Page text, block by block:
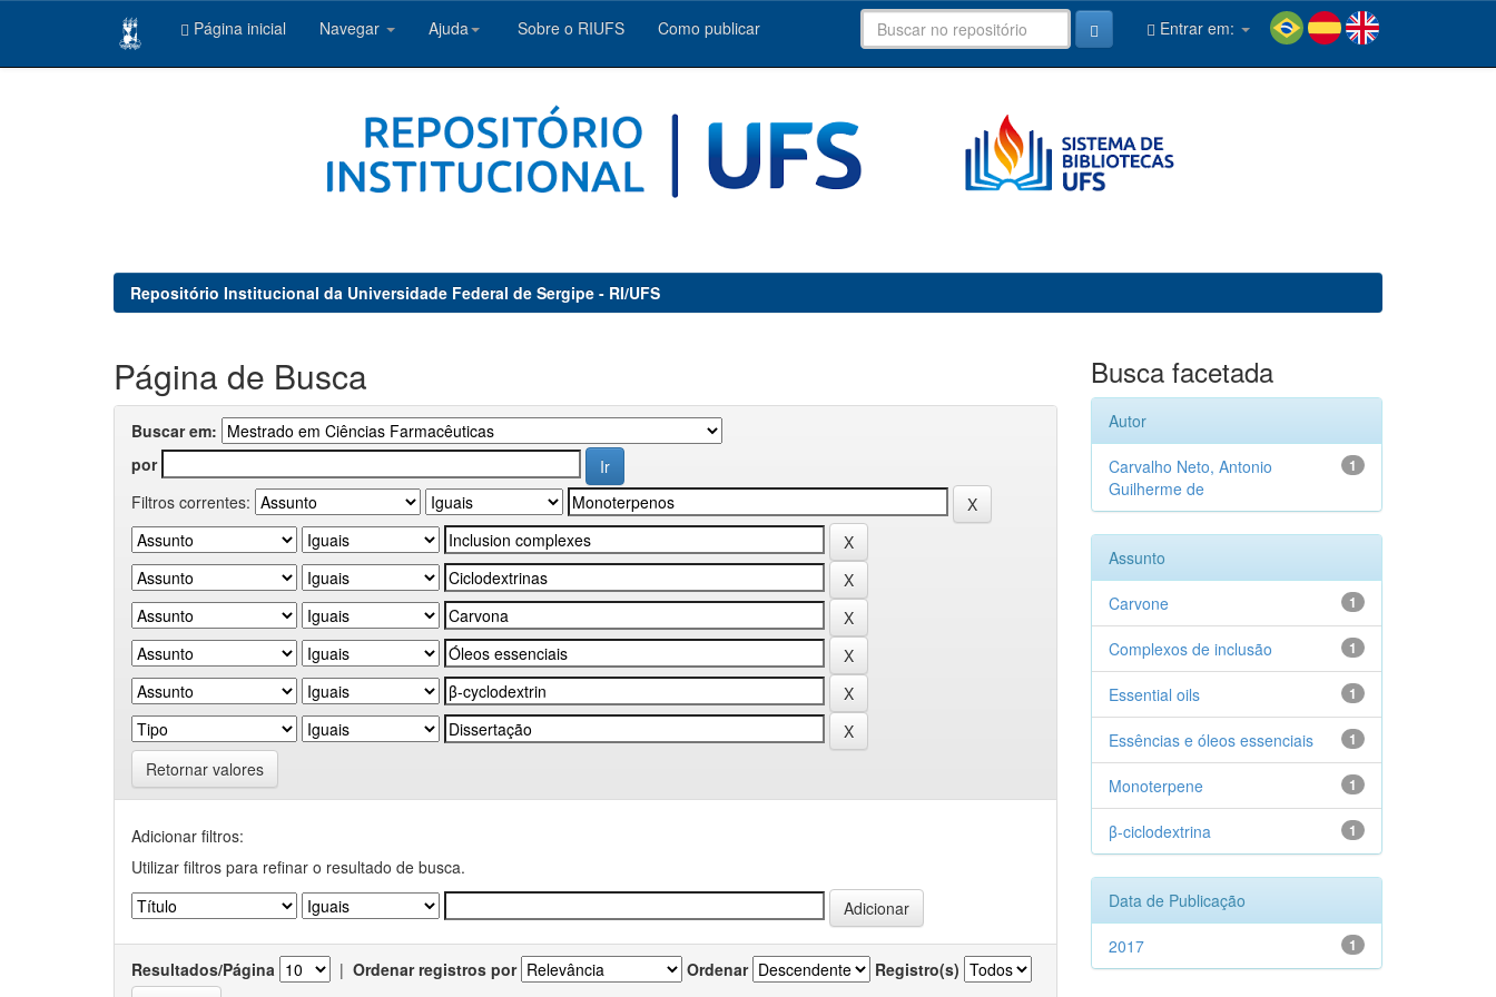
Página inicial Navegar Ajuda Sobre o RIUFS Como publicar Entrar em:
Repositório Institucional da Universidade Federal de Sergipe - RI/UFS
Página de Busca
Buscar em:
por
Filtros correntes:
Retornar valores
Adicionar filtros:
Utilizar filtros para refinar o resultado de busca.
Resultados/Página | Ordenar registros por Ordenar Registro(s)
Busca facetada
Autor
1
Carvalho Neto, Antonio
Guilherme de
Assunto
1
Carvone
1
Complexos de inclusão
1
Essential oils
1
Essências e óleos essenciais
1
Monoterpene
1
β-ciclodextrina
Data de Publicação
1
2017